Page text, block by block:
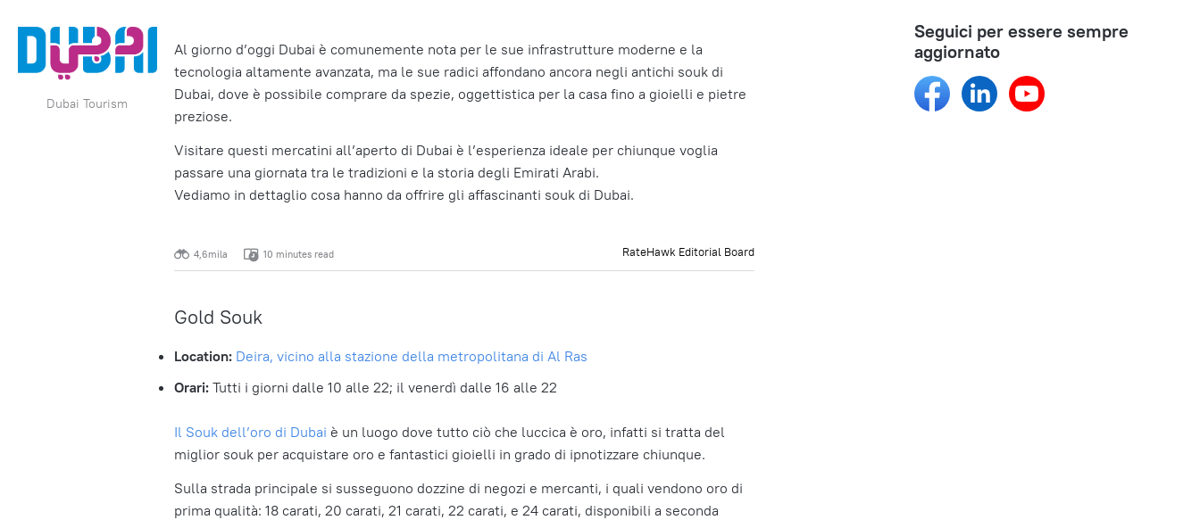
Dubai Tourism
Al giorno d’oggi Dubai è comunemente nota per le sue infrastrutture moderne e la
tecnologia altamente avanzata, ma le sue radici affondano ancora negli antichi souk di
Dubai, dove è possibile comprare da spezie, oggettistica per la casa fino a gioielli e pietre
preziose.
Visitare questi mercatini all’aperto di Dubai è l’esperienza ideale per chiunque voglia
passare una giornata tra le tradizioni e la storia degli Emirati Arabi.
Vediamo in dettaglio cosa hanno da offrire gli affascinanti souk di Dubai.
RateHawk Editorial Board
4,6mila 10 minutes read
Gold Souk
Location: Deira, vicino alla stazione della metropolitana di Al Ras
Orari:Tutti i giorni dalle 10 alle 22; il venerdì dalle 16 alle 22
Il Souk dell’oro di Dubai è un luogo dove tutto ciò che luccica è oro, infatti si tratta del
miglior souk per acquistare oro e fantastici gioielli in grado di ipnotizzare chiunque.
Sulla strada principale si susseguono dozzine di negozi e mercanti, i quali vendono oro di
prima qualità: 18 carati, 20 carati, 21 carati, 22 carati, e 24 carati, disponibili a seconda
Seguici per essere sempre
aggiornato